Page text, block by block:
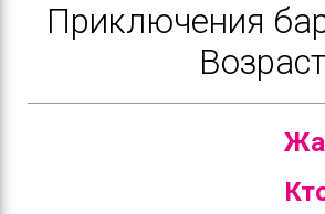
Приключения